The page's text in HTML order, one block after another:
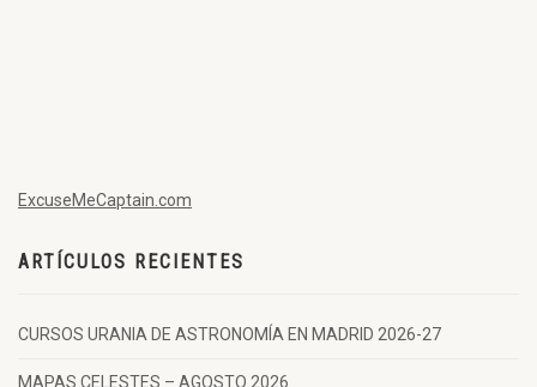
ExcuseMeCaptain.com
ARTÍCULOS RECIENTES
CURSOS URANIA DE ASTRONOMÍA EN MADRID 2026-27
MAPAS CELESTES – AGOSTO 2026